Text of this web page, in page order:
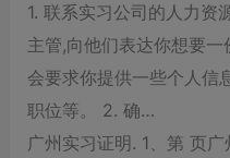
1. 联系实习公司的人力资
主管,向他们表达你想要
会要求你提供一些个人信
职位等。 2. 确…
广州实习证明. 1、第 页